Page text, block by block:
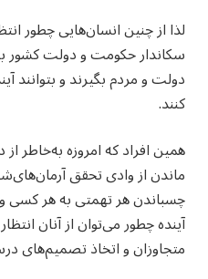
لذا از چنین انسان‌هایی چطور
سکاندار حکومت و دولت کشور
دولت و مردم بگیرند و بتوانند
کنند.
همین افراد که امروزه به‌خاطر
ماندن از وادی تحقق
چسباندن هر تهمتی به هر کسی
آینده چطور می‌توان از آنان
متجاوزان و اتخاذ